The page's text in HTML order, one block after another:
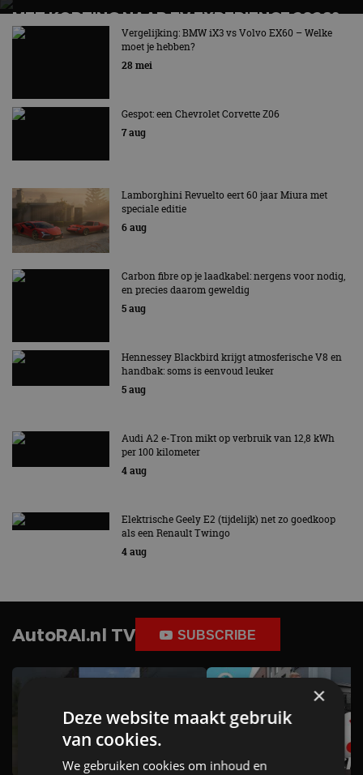
MET KORTING NAAR EV EXPERIENCE 2026?
AUTORAI REGELT HET!
EV Experience 2026 van 24 tot 26 september
Vergelijking: BMW iX3 vs Volvo EX60 – Welke
moet je hebben?
28 mei
Gespot: een Chevrolet Corvette Z06
7 aug
Lamborghini Revuelto eert 60 jaar Miura met
speciale editie
6 aug
Carbon fibre op je laadkabel: nergens voor nodig,
en precies daarom geweldig
5 aug
Hennessey Blackbird krijgt atmosferische V8 en
handbak: soms is eenvoud leuker
5 aug
Audi A2 e-Tron mikt op verbruik van 12,8 kWh
per 100 kilometer
4 aug
Elektrische Geely E2 (tijdelijk) net zo goedkoop
als een Renault Twingo
4 aug
AutoRAI.nl TV SUBSCRIBE
×
Deze website maakt gebruik
van cookies.
We gebruiken cookies om inhoud en